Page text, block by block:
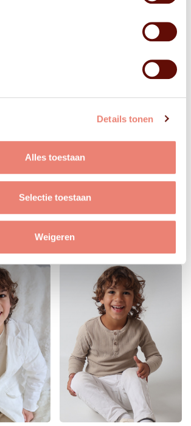
Details tonen
Alles toestaan
Selectie toestaan
Weigeren